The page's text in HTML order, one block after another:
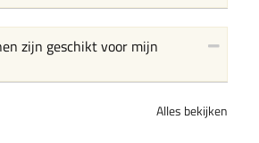
zijn geschikt voor mijn
Alles bekijken